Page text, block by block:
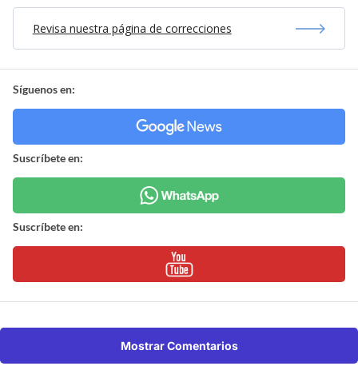
Revisa nuestra página de correcciones
Síguenos en:
Suscríbete en:
Suscríbete en:
Mostrar Comentarios